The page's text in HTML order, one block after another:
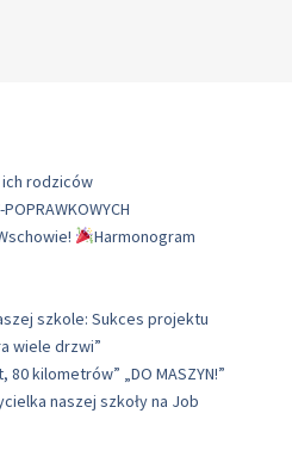
rodziców
Harmonogram
szkole: Sukces projektu
wiele drzwi”
kilometrów” „DO MASZYN!”
naszej szkoły na Job